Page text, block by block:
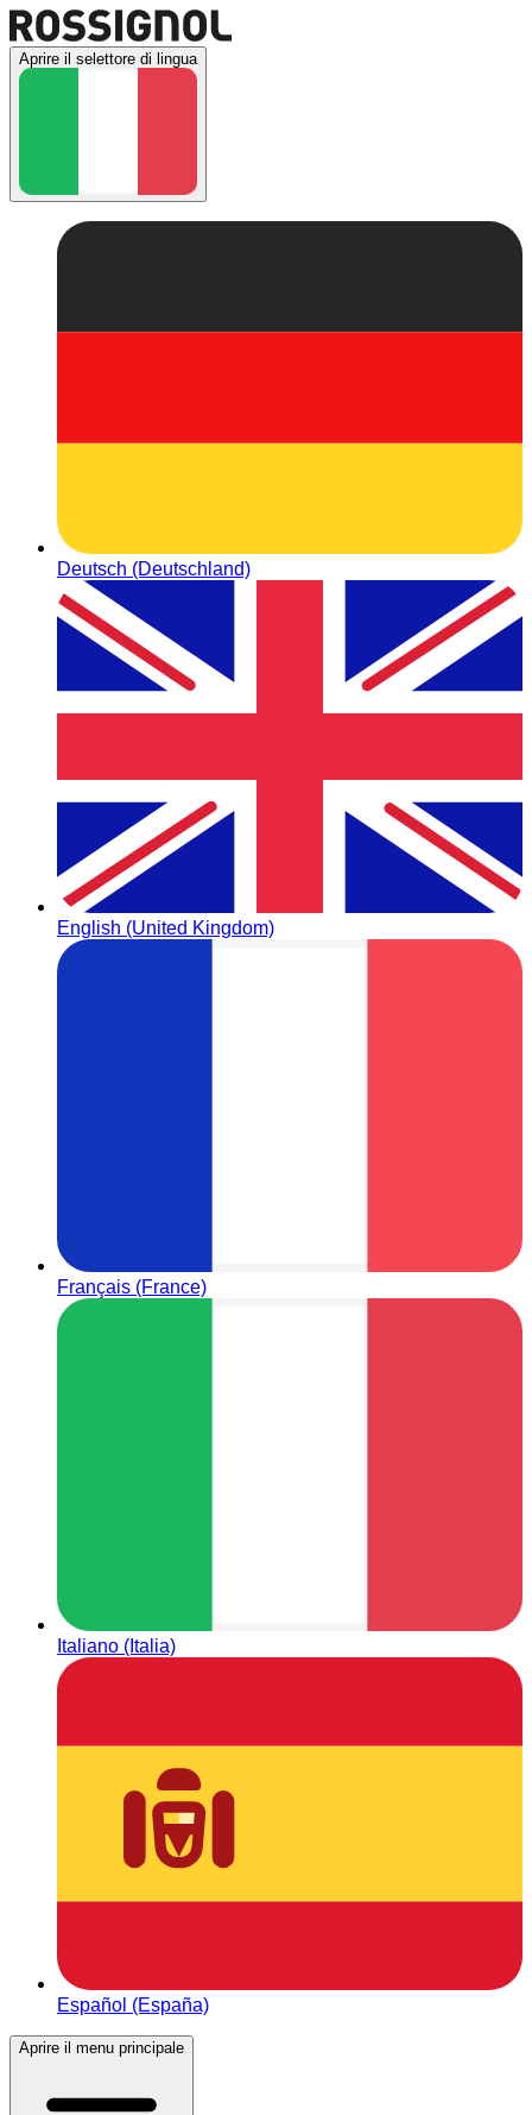
Aprire il selettore di lingua
Deutsch (Deutschland)
English (United Kingdom)
Français (France)
Italiano (Italia)
Español (España)
Aprire il menu principale